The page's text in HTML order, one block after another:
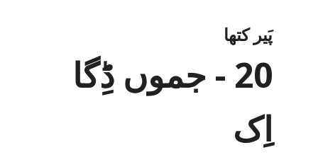
پَیر کتھا
20 - جموں ڈِگا
اِک